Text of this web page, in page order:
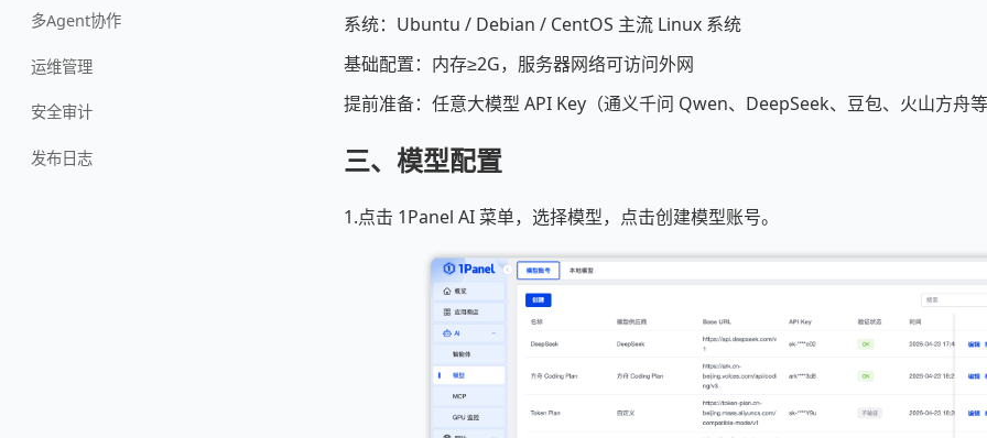
多Agent协作
运维管理
安全审计
发布日志
系统：Ubuntu / Debian / CentOS 主流 Linux 系统
基础配置：内存≥2G，服务器网络可访问外网
提前准备：任意大模型 API Key（通义千问 Qwen、DeepSeek、豆包、火山方舟
三、模型配置
1.点击 1Panel AI 菜单，选择模型，点击创建模型账号。